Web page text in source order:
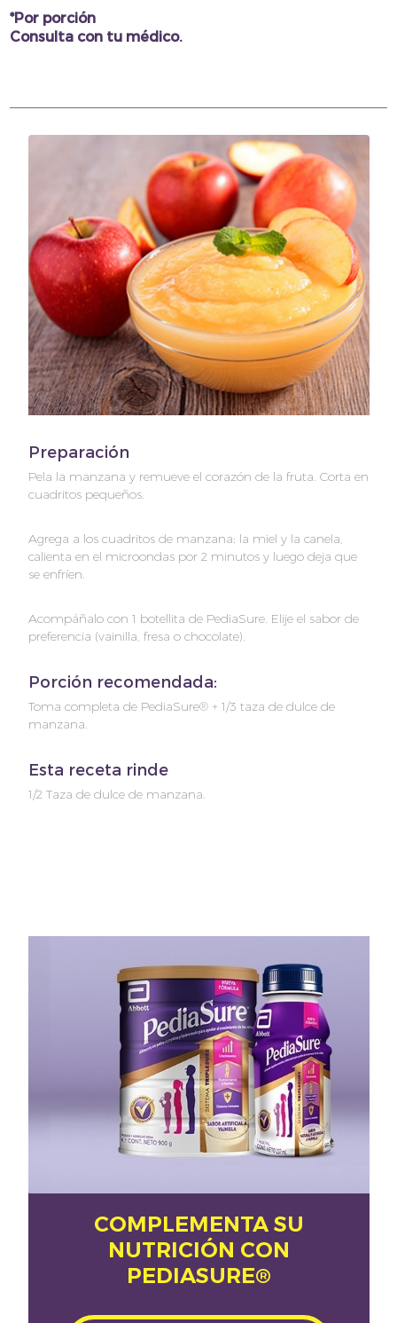
*Por porción
Consulta con tu médico.
Preparación
Pela la manzana y remueve el corazón de la fruta. Corta en
cuadritos pequeños.
Agrega a los cuadritos de manzana; la miel y la canela,
calienta en el microondas por 2 minutos y luego deja que
se enfríen.
Acompáñalo con 1 botellita de PediaSure. Elije el sabor de
preferencia (vainilla, fresa o chocolate).
Porción recomendada:
Toma completa de PediaSure® + 1/3 taza de dulce de
manzana.
Esta receta rinde
1/2 Taza de dulce de manzana.
COMPLEMENTA SU
NUTRICIÓN CON
PEDIASURE®